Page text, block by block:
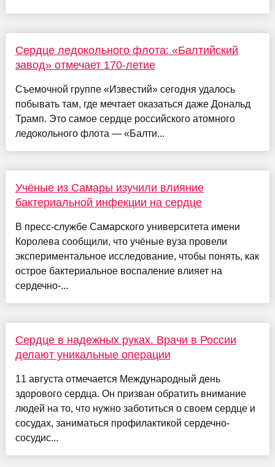
Сердце ледокольного флота: «Балтийский
завод» отмечает 170-летие
Съемочной группе «Известий» сегодня удалось
побывать там, где мечтает оказаться даже Дональд
Трамп. Это самое сердце российского атомного
ледокольного флота — «Балти...
Учёные из Самары изучили влияние
бактериальной инфекции на сердце
В пресс-службе Самарского университета имени
Королева сообщили, что учёные вуза провели
экспериментальное исследование, чтобы понять, как
острое бактериальное воспаление влияет на
сердечно-...
Сердце в надежных руках. Врачи в России
делают уникальные операции
11 августа отмечается Международный день
здорового сердца. Он призван обратить внимание
людей на то, что нужно заботиться о своем сердце и
сосудах, заниматься профилактикой сердечно-
сосудис...